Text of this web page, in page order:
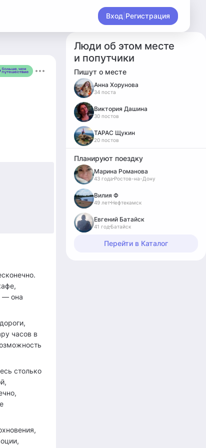
Вход Регистрация
— она
часов в
столько
Люди об этом месте
и попутчики
Пишут о месте
Анна Хорунова
34 поста
Виктория Дашина
30 постов
ТАРАС Щукин
20 постов
Планируют поездку
Марина Романова
43 года Ростов-на-Дону
Вилия Ф
49 лет Нефтекамск
Евгений Батайск
41 год Батайск
Перейти в Каталог